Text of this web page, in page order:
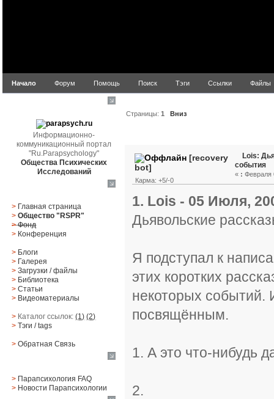
Начало Форум Помощь Поиск Тэги Ссылки Файлы
Информационно-
коммуникационный портал
"Ru.Parapsychology"
Общества Психических
Исследований
> Главная страница
> Общество "RSPR"
> Фонд
> Конференция
> Блоги
> Галерея
> Загрузки/файлы
> Библиотека
> Статьи
> Видеоматериалы
> Каталог ссылок:(1) (2)
> Тэги/ tags
> Обратная Cвязь
> Парапсихология FAQ
> Новости Парапсихологии
Страницы:1 Вниз
[recovery
bot]
Карма: +5/-0
Lois:
события
« : Февраля
1. Lois - 05 Июля,
Дьявольские
Я подступал к
этих коротких
некоторых событий.
посвящённым.
1. А это что-нибудь
2.